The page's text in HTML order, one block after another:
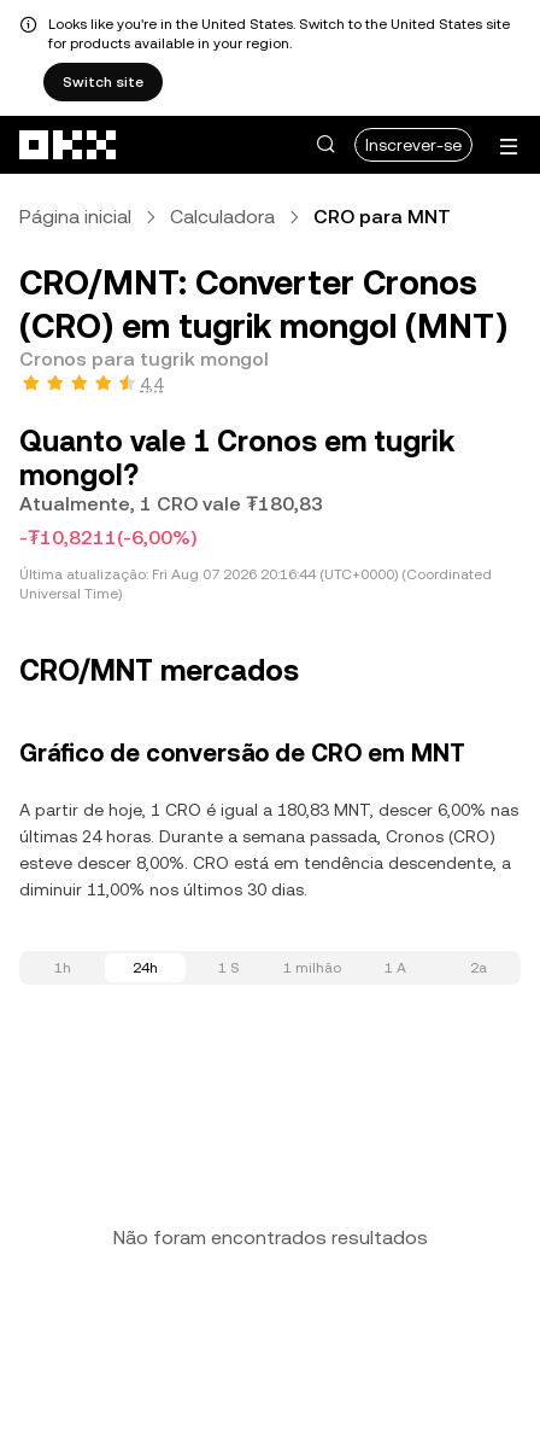
Looks like you're in the United States. Switch to the United States site
for products available in your region.
Switch site
Inscrever-se
Página inicial Calculadora CRO para MNT
CRO/MNT: Converter Cronos
(CRO) em tugrik mongol (MNT)
Cronos para tugrik mongol
4,4
Quanto vale 1 Cronos em tugrik
mongol?
Atualmente, 1 CRO vale ₮180,83
-₮10,8211(-6,00%)
Última atualização: Fri Aug 07 2026 20:16:44 (UTC+0000) (Coordinated
Universal Time)
CRO/MNT mercados
Gráfico de conversão de CRO em MNT
A partir de hoje, 1 CRO é igual a 180,83 MNT, descer 6,00% nas
últimas 24 horas. Durante a semana passada, Cronos (CRO)
esteve descer 8,00%. CRO está em tendência descendente, a
diminuir 11,00% nos últimos 30 dias.
1h 24h 1 S 1 milhão 1 A 2a
Não foram encontrados resultados